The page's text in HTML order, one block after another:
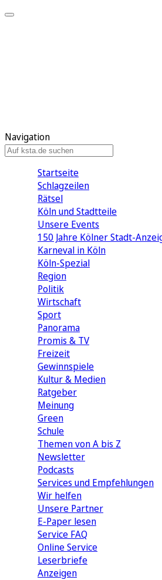
Navigation
Startseite
Schlagzeilen
Rätsel
Köln und Stadtteile
Unsere Events
150 Jahre Kölner Stadt-
Karneval in Köln
Köln-Spezial
Region
Politik
Wirtschaft
Sport
Panorama
Promis & TV
Freizeit
Gewinnspiele
Kultur & Medien
Ratgeber
Meinung
Green
Schule
Themen von A bis Z
Newsletter
Podcasts
Services und Empfehlungen
Wir helfen
Unsere Partner
E-Paper lesen
Service FAQ
Online Service
Leserbriefe
Anzeigen